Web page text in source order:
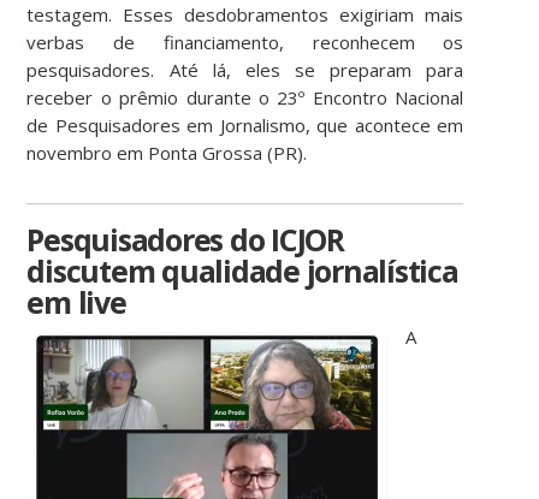
testagem. Esses desdobramentos exigiriam mais
verbas de financiamento, reconhecem os
pesquisadores. Até lá, eles se preparam para
receber o prêmio durante o 23º Encontro Nacional
de Pesquisadores em Jornalismo, que acontece em
novembro em Ponta Grossa (PR).
Pesquisadores do ICJOR
discutem qualidade jornalística
em live
A